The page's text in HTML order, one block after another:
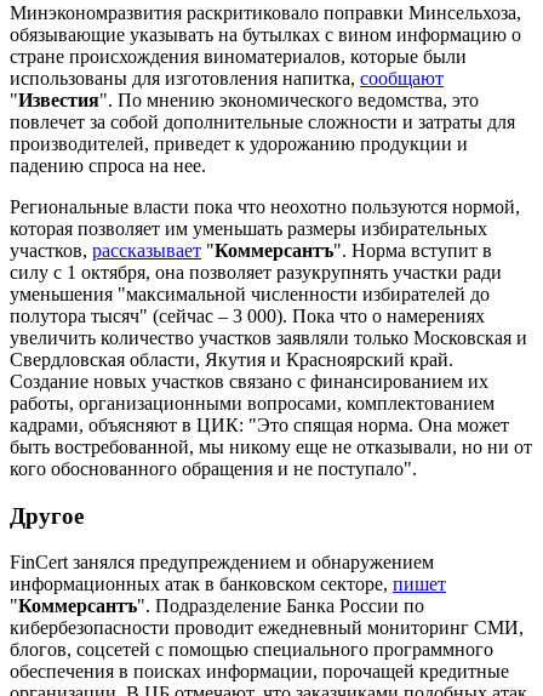
Минэкономразвития раскритиковало поправки Минсельхоза,
обязывающие указывать на бутылках с вином информацию о
стране происхождения виноматериалов, которые были
использованы для изготовления напитка, сообщают
"Известия". По мнению экономического ведомства, это
повлечет за собой дополнительные сложности и затраты для
производителей, приведет к удорожанию продукции и
падению спроса на нее.
Региональные власти пока что неохотно пользуются нормой,
которая позволяет им уменьшать размеры избирательных
участков, рассказывает "Коммерсантъ". Норма вступит в
силу с 1 октября, она позволяет разукрупнять участки ради
уменьшения "максимальной численности избирателей до
полутора тысяч" (сейчас – 3 000). Пока что о намерениях
увеличить количество участков заявляли только Московская и
Свердловская области, Якутия и Красноярский край.
Создание новых участков связано с финансированием их
работы, организационными вопросами, комплектованием
кадрами, объясняют в ЦИК: "Это спящая норма. Она может
быть востребованной, мы никому еще не отказывали, но ни от
кого обоснованного обращения и не поступало".
Другое
FinCert занялся предупреждением и обнаружением
информационных атак в банковском секторе, пишет
"Коммерсантъ". Подразделение Банка России по
кибербезопасности проводит ежедневный мониторинг СМИ,
блогов, соцсетей с помощью специального программного
обеспечения в поисках информации, порочащей кредитные